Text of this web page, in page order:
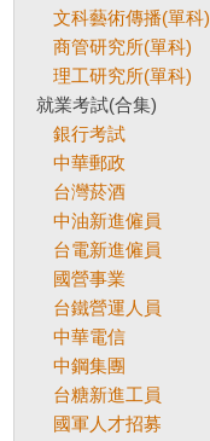
文科藝術傳播(單科)
商管研究所(單科)
理工研究所(單科)
就業考試(合集)
銀行考試
中華郵政
台灣菸酒
中油新進僱員
台電新進僱員
國營事業
台鐵營運人員
中華電信
中鋼集團
台糖新進工員
國軍人才招募